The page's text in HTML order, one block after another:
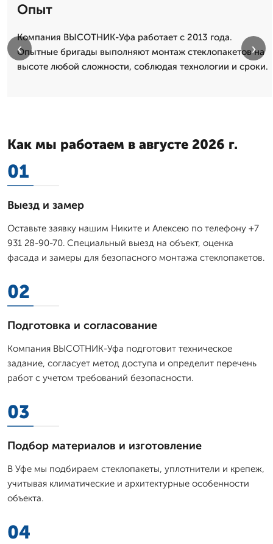
Опыт
Компания ВЫСОТНИК-Уфа работает с 2013 года.
Опытные бригады выполняют монтаж стеклопакетов на
высоте любой сложности, соблюдая технологии и сроки.
‹ ›
Как мы работаем в августе 2026 г.
01
Выезд и замер
Оставьте заявку нашим Никите и Алексею по телефону +7
931 28-90-70. Специальный выезд на объект, оценка
фасада и замеры для безопасного монтажа стеклопакетов.
02
Подготовка и согласование
Компания ВЫСОТНИК-Уфа подготовит техническое
задание, согласует метод доступа и определит перечень
работ с учетом требований безопасности.
03
Подбор материалов и изготовление
В Уфе мы подбираем стеклопакеты, уплотнители и крепеж,
учитывая климатические и архитектурные особенности
объекта.
04